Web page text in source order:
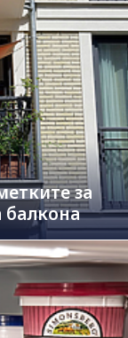
за
балкона